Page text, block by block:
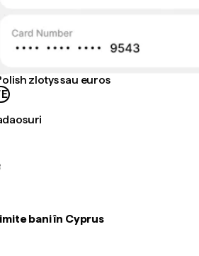
zlotys sau euros
bani în Cyprus